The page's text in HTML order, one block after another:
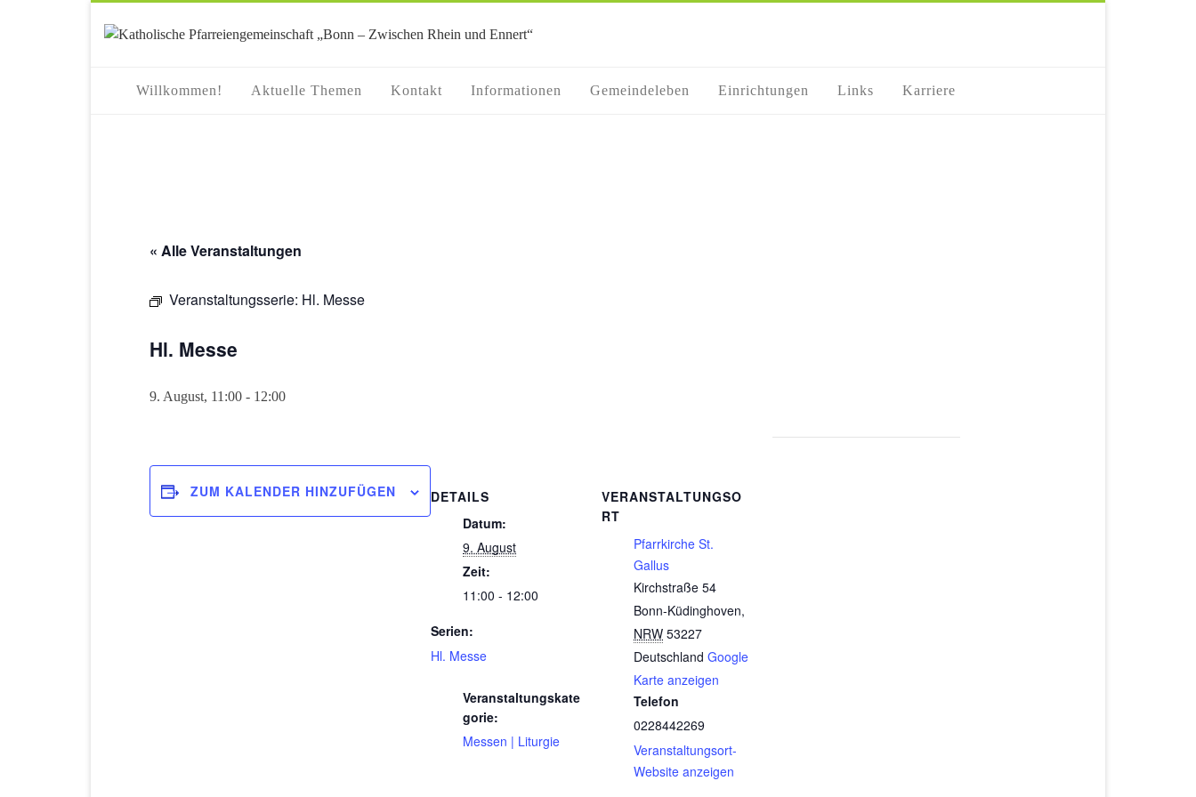
Willkommen! Aktuelle Themen Kontakt Informationen Gemeindeleben Einrichtungen Links Karriere
« Alle Veranstaltungen
Veranstaltungsserie: Hl. Messe
Hl. Messe
9. August, 11:00 - 12:00
ZUM KALENDER HINZUFÜGEN
DETAILS
Datum:
9. August
Zeit:
11:00 - 12:00
Serien:
Hl. Messe
Veranstaltungskate
gorie:
Messen | Liturgie
VERANSTALTUNGSO
RT
Pfarrkirche St.
Gallus
Kirchstraße 54
Bonn-Küdinghoven,
NRW 53227
Deutschland Google
Karte anzeigen
Telefon
0228442269
Veranstaltungsort-
Website anzeigen